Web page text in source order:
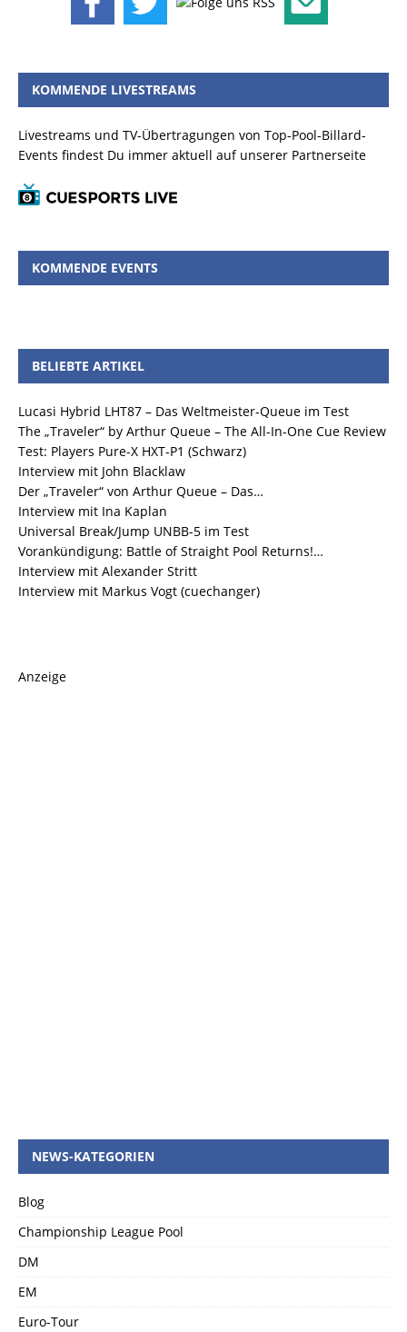
KOMMENDE LIVESTREAMS
Livestreams und TV-Übertragungen von Top-Pool-Billard-
Events findest Du immer aktuell auf unserer Partnerseite
KOMMENDE EVENTS
BELIEBTE ARTIKEL
Lucasi Hybrid LHT87 – Das Weltmeister-Queue im Test
The „Traveler“ by Arthur Queue – The All-In-One Cue Review
Test: Players Pure-X HXT-P1 (Schwarz)
Interview mit John Blacklaw
Der „Traveler“ von Arthur Queue – Das…
Interview mit Ina Kaplan
Universal Break/Jump UNBB-5 im Test
Vorankündigung: Battle of Straight Pool Returns!…
Interview mit Alexander Stritt
Interview mit Markus Vogt (cuechanger)
Anzeige
NEWS-KATEGORIEN
Blog
Championship League Pool
DM
EM
Euro-Tour